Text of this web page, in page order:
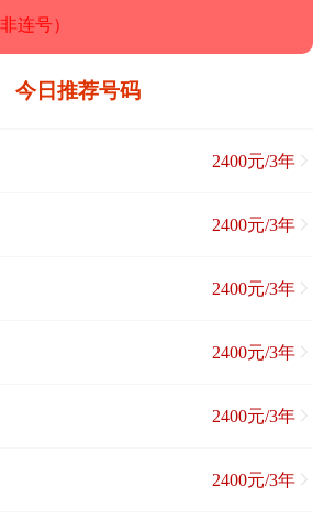
连号）
今日推荐号码
2400元/3年
2400元/3年
2400元/3年
2400元/3年
2400元/3年
2400元/3年